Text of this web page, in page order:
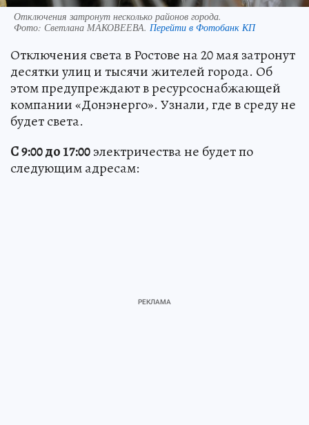
Отключения затронут несколько районов города.
Фото: Светлана МАКОВЕЕВА. Перейти в Фотобанк КП
Отключения света в Ростове на 20 мая затронут
десятки улиц и тысячи жителей города. Об
этом предупреждают в ресурсоснабжающей
компании «Донэнерго». Узнали, где в среду не
будет света.
С 9:00 до 17:00электричества не будет по
следующим адресам: